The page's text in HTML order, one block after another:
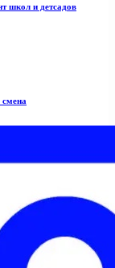
школ и детсадов